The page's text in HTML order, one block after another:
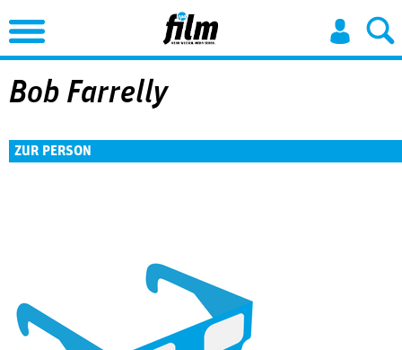
Jump to Navigation
Bob Farrelly
ZUR PERSON